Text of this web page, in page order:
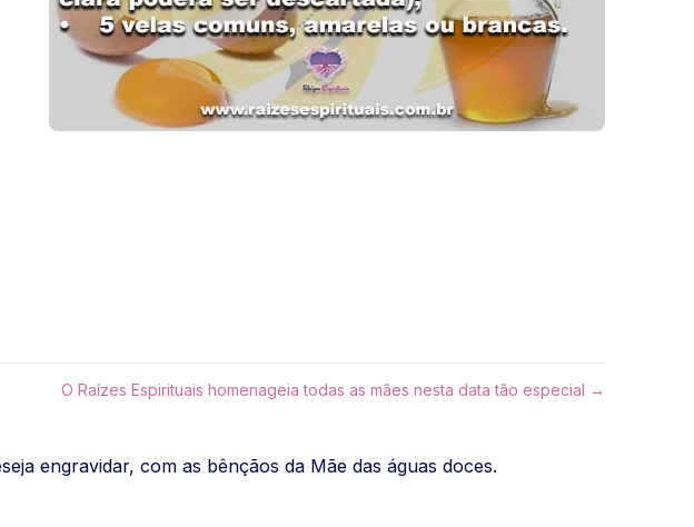
O Raízes Espirituais homenageia todas as mães nesta data tão especial →
engravidar, com as bênçãos da Mãe das águas doces.